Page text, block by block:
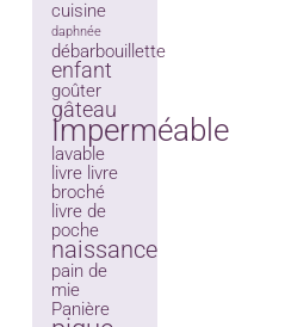
cuisine
daphnée
débarbouillette
enfant
goûter
gâteau
Imperméable
lavable
livre livre
broché
livre de
poche
naissance
pain de
mie
Panière